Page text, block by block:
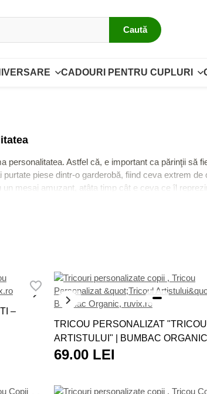
Caută
CADOURI PENTRU CUPLURI
Astfel că, e important ca părinţii să
purtate piese dintr-o garderobă, fiind ceva extrem
mesaj amuzant, atâta timp cât e ceva ce îl
modele de
toate îl vor bucura la fel de mult dacă au
–
NOU
TRICOU PERSONALIZAT
ARTISTULUI" | BUMBAC ORGANIC
69.00 LEI